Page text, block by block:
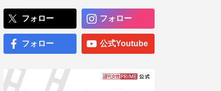
フォロー フォロー
フォロー 公式Youtube